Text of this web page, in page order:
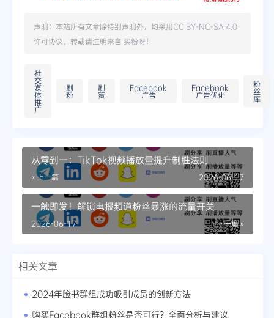
声明：本站所有文章除特别声明外，均采用CC BY-NC-SA 4.0
许可协议。转载请注明来自 买粉呀！
社
交
媒
体
推
广
刷
粉
刷
赞
Facebook
广告
Facebook
广告优化
粉
丝
库
从零到一：TikTok视频播放量提升制胜法则
« 上一篇 2026-06-17
一触即发！解锁电报频道粉丝暴涨的流量开关
下一篇 »
2026-06-17
相关文章
2024年脸书群组成功吸引成员的创新方法
购买Facebook群组粉丝是否可行？全面分析与建议